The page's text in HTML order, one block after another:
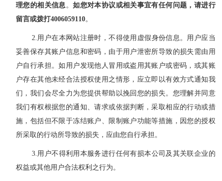
理您的相关信息 。如您对本协议或相关事宜有任何问题，请进行
留言或拨打4006059110。
2. 用户在本网站注册时，不得使用虚假身份信息。用户应当
妥善保存其账户信息和密码，由于用户泄密所导致的损失需由用
户自行承担。如用户发现他人冒用或盗用其账户或密码，或其账
户存在其他未经合法授权使用之情形，应立即以有效方式通知我
们，我们会尽全力为您提供帮助以挽回您的损失 。 您理解并同意
我们 有权根据您 的通知、请求或依据判断，采取相应的行动或措
施，包括但不限于冻结账户、限制账户功能等措施 ， 因您的授权
所采取的行动所导致的损失 ，应由您自行承担。
3.用户不得利用本服务进行任何有损本公司及其关联企业的
权益或其他用户合法权利之行为。